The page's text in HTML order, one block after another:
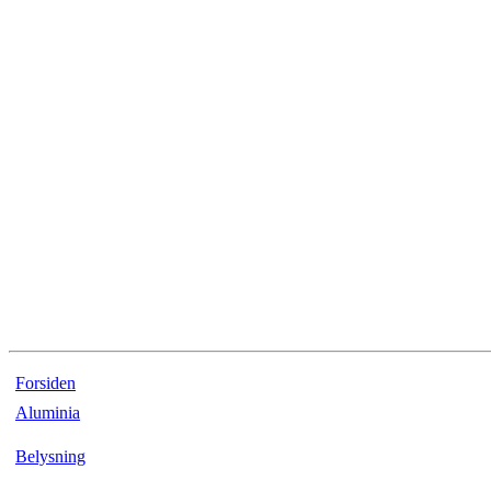
Forsiden
Aluminia
Belysning